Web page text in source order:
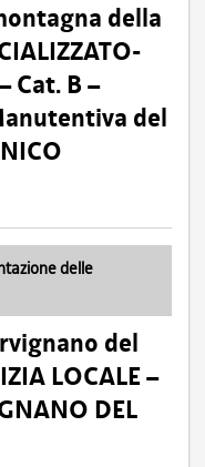
della
Cat. B –
del
delle
del
LOCALE –
DEL